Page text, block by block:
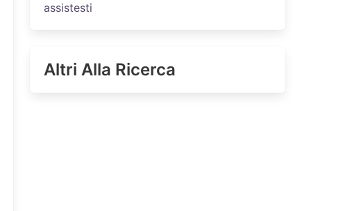
assistesti
Altri Alla Ricerca